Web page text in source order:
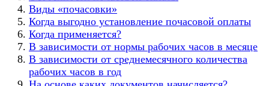
Виды «почасовки»
Когда выгодно установление почасовой оплаты
Когда применяется?
В зависимости от нормы рабочих часов в месяце
В зависимости от среднемесячного количества
рабочих часов в год